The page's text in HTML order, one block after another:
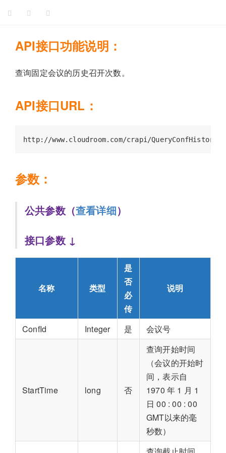
API接口功能说明：
查询固定会议的历史召开次数。
API接口URL：
参数：
公共参数（查看详细）
接口参数 ↓
名称 类型
是
否
必
传
说明
ConfId Integer 是 会议号
StartTime long 否
查询开始时间
（会议的开始时
间，表示自
1970 年 1 月 1
日 00 : 00 : 00
GMT以来的毫
秒数）